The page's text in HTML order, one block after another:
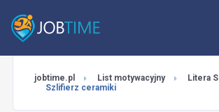
jobtime.pl List motywacyjny
Litera S
Szlifierz ceramiki